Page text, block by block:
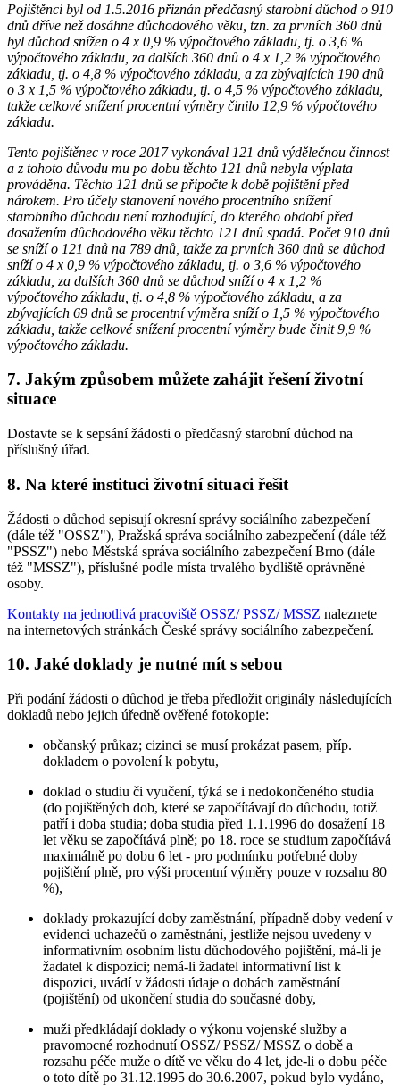
Pojištěnci byl od 1.5.2016 přiznán předčasný starobní důchod o 910
dnů dříve než dosáhne důchodového věku, tzn. za prvních 360 dnů
byl důchod snížen o 4 x 0,9 % výpočtového základu, tj. o 3,6 %
výpočtového základu, za dalších 360 dnů o 4 x 1,2 % výpočtového
základu, tj. o 4,8 % výpočtového základu, a za zbývajících 190 dnů
o 3 x 1,5 % výpočtového základu, tj. o 4,5 % výpočtového základu,
takže celkové snížení procentní výměry činilo 12,9 % výpočtového
základu.
Tento pojištěnec v roce 2017 vykonával 121 dnů výdělečnou činnost
a z tohoto důvodu mu po dobu těchto 121 dnů nebyla výplata
prováděna. Těchto 121 dnů se připočte k době pojištění před
nárokem. Pro účely stanovení nového procentního snížení
starobního důchodu není rozhodující, do kterého období před
dosažením důchodového věku těchto 121 dnů spadá. Počet 910 dnů
se sníží o 121 dnů na 789 dnů, takže za prvních 360 dnů se důchod
sníží o 4 x 0,9 % výpočtového základu, tj. o 3,6 % výpočtového
základu, za dalších 360 dnů se důchod sníží o 4 x 1,2 %
výpočtového základu, tj. o 4,8 % výpočtového základu, a za
zbývajících 69 dnů se procentní výměra sníží o 1,5 % výpočtového
základu, takže celkové snížení procentní výměry bude činit 9,9 %
výpočtového základu.
7. Jakým způsobem můžete zahájit řešení životní
situace
Dostavte se k sepsání žádosti o předčasný starobní důchod na
příslušný úřad.
8. Na které instituci životní situaci řešit
Žádosti o důchod sepisují okresní správy sociálního zabezpečení
(dále též "OSSZ"), Pražská správa sociálního zabezpečení (dále též
"PSSZ") nebo Městská správa sociálního zabezpečení Brno (dále
též "MSSZ"), příslušné podle místa trvalého bydliště oprávněné
osoby.
Kontakty na jednotlivá pracoviště OSSZ/ PSSZ/ MSSZ naleznete
na internetových stránkách České správy sociálního zabezpečení.
10. Jaké doklady je nutné mít s sebou
Při podání žádosti o důchod je třeba předložit originály následujících
dokladů nebo jejich úředně ověřené fotokopie:
občanský průkaz; cizinci se musí prokázat pasem, příp.
dokladem o povolení k pobytu,
doklad o studiu či vyučení, týká se i nedokončeného studia
(do pojištěných dob, které se započítávají do důchodu, totiž
patří i doba studia; doba studia před 1.1.1996 do dosažení 18
let věku se započítává plně; po 18. roce se studium započítává
maximálně po dobu 6 let - pro podmínku potřebné doby
pojištění plně, pro výši procentní výměry pouze v rozsahu 80
%),
doklady prokazující doby zaměstnání, případně doby vedení v
evidenci uchazečů o zaměstnání, jestliže nejsou uvedeny v
informativním osobním listu důchodového pojištění, má-li je
žadatel k dispozici; nemá-li žadatel informativní list k
dispozici, uvádí v žádosti údaje o dobách zaměstnání
(pojištění) od ukončení studia do současné doby,
muži předkládají doklady o výkonu vojenské služby a
pravomocné rozhodnutí OSSZ/ PSSZ/ MSSZ o době a
rozsahu péče muže o dítě ve věku do 4 let, jde-li o dobu péče
o toto dítě po 31.12.1995 do 30.6.2007, pokud bylo vydáno,